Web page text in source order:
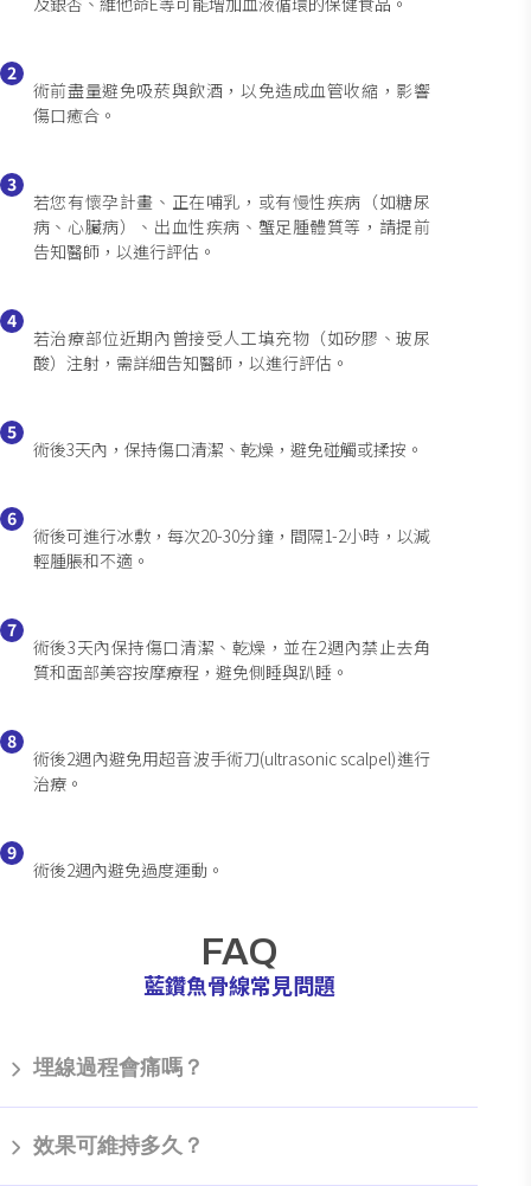
2
術前盡量避免吸菸與飲酒，以免造成血管收縮，影響
傷口癒合。
3
若您有懷孕計畫、正在哺乳，或有慢性疾病（如糖尿
病、心臟病）、出血性疾病、蟹足腫體質等，請提前
告知醫師，以進行評估。
4
若治療部位近期內曾接受人工填充物（如矽膠、玻尿
酸）注射，需詳細告知醫師，以進行評估。
5
術後3天內，保持傷口清潔、乾燥，避免碰觸或揉按。
6
術後可進行冰敷，每次20-30分鐘，間隔1-2小時，以減
輕腫脹和不適。
7
術後3天內保持傷口清潔、乾燥，並在2週內禁止去角
質和面部美容按摩療程，避免側睡與趴睡。
8
術後2週內避免用超音波手術刀(ultrasonic scalpel)進行
治療。
9
術後2週內避免過度運動。
FAQ
藍鑽魚骨線常見問題
埋線過程會痛嗎？
在局部麻醉下，埋線過程僅有輕微刺痛感，主要感受到拉扯
感，疼痛程度一般可接受。
效果可維持多久？